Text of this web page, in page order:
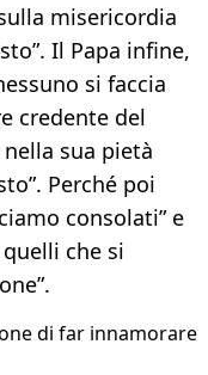
misericordia
Il Papa infine,
si faccia
credente del
sua pietà
Perché poi
consolati” e
che si
di far innamorare